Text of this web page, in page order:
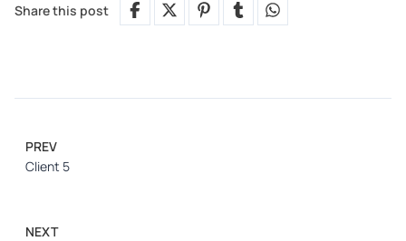
Share this post
PREV
Client 5
NEXT